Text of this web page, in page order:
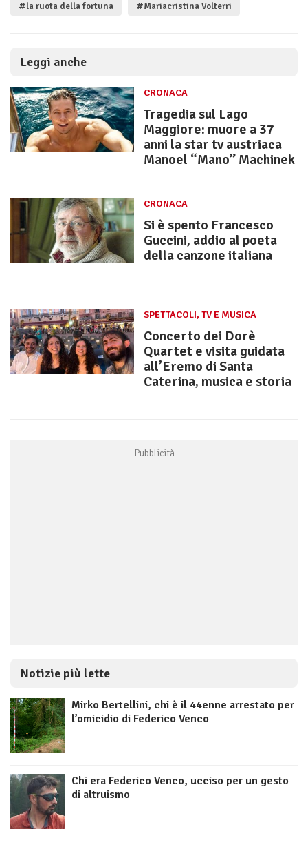
#la ruota della fortuna #Mariacristina Volterri
Leggi anche
CRONACA
Tragedia sul Lago
Maggiore: muore a 37
anni la star tv austriaca
Manoel “Mano” Machinek
CRONACA
Si è spento Francesco
Guccini, addio al poeta
della canzone italiana
SPETTACOLI, TV E MUSICA
Concerto dei Dorè
Quartet e visita guidata
all’Eremo di Santa
Caterina, musica e storia
Notizie più lette
Mirko Bertellini, chi è il 44enne arrestato per
l’omicidio di Federico Venco
Chi era Federico Venco, ucciso per un gesto
di altruismo